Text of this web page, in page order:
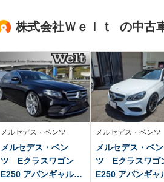
ューモニター 両側
ア LEDヘッドライ
ト オートライト
純正AW
ナビ フルセグ
メラ 前後コー
センサー
株式会社Ｗｅｌｔ の中古
メルセデス・ベンツ
メルセデス・ベン
ツ Eクラスワゴン
E250 アバンギャルド
メルセデス・ベンツ
メルセデス・ベン
ツ Eクラスワ
E250 アバンギャ